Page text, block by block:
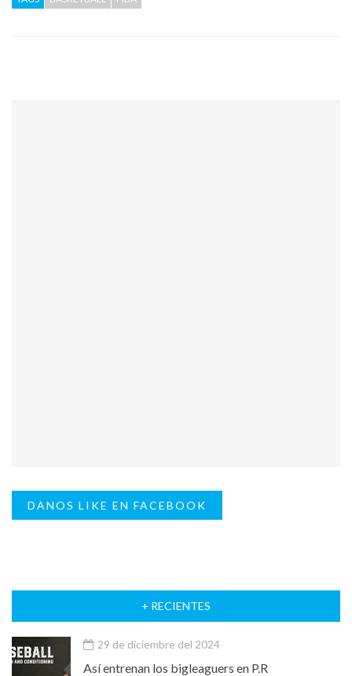
DANOS LIKE EN FACEBOOK
+ RECIENTES
29 de diciembre del 2024
Así entrenan los bigleaguers en P.R